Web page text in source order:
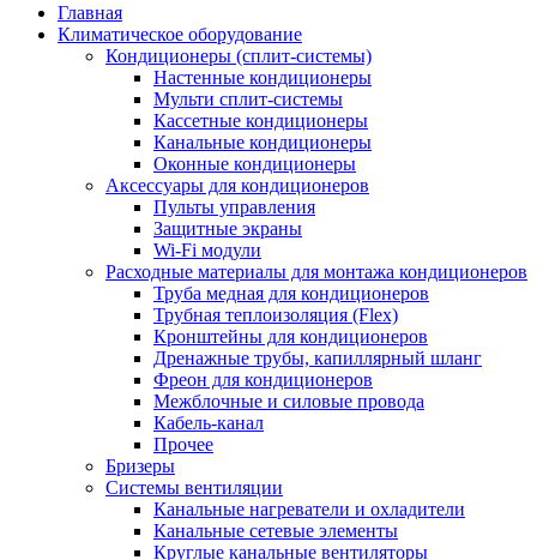
Главная
Климатическое оборудование
Кондиционеры (сплит-системы)
Настенные кондиционеры
Мульти сплит-системы
Кассетные кондиционеры
Канальные кондиционеры
Оконные кондиционеры
Аксессуары для кондиционеров
Пульты управления
Защитные экраны
Wi-Fi модули
Расходные материалы для монтажа кондиционеров
Труба медная для кондиционеров
Трубная теплоизоляция (Flex)
Кронштейны для кондиционеров
Дренажные трубы, капиллярный шланг
Фреон для кондиционеров
Межблочные и силовые провода
Кабель-канал
Прочее
Бризеры
Системы вентиляции
Канальные нагреватели и охладители
Канальные сетевые элементы
Круглые канальные вентиляторы